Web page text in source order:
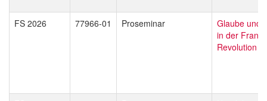
FS 2026 77966-01 Proseminar
Glaube und
in der
Revolution